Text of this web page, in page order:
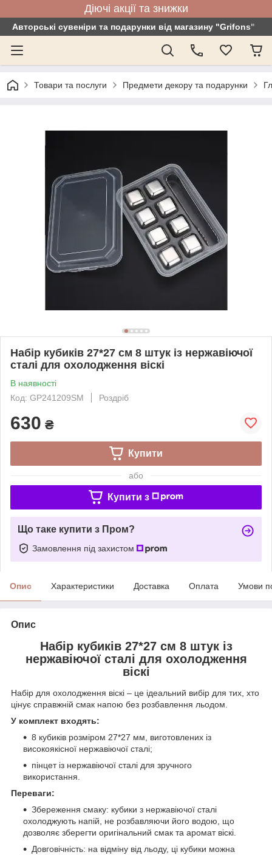
Діючі акції та знижки
Авторські сувеніри та подарунки від магазину "Grifons"
Товари та послуги Предмети декору та подарунки
Набір кубиків 27*27 см 8 штук із нержавіючої
сталі для охолодження віскі
В наявності
Код: GP241209SM
Роздріб
630 ₴
Купити
або
Купити з
Що таке купити з Пром?
Замовлення під захистом
Опис Характеристики Доставка Оплата Умови
Опис
Набір кубиків 27*27 см 8 штук із
нержавіючої сталі для охолодження
віскі
Набір для охолодження віскі – це ідеальний вибір для тих, хто
цінує справжній смак напою без розбавлення льодом.
У комплект входять:
8 кубиків розміром 27*27 мм, виготовлених із
високоякісної нержавіючої сталі;
пінцет із нержавіючої сталі для зручного
використання.
Переваги:
Збереження смаку: кубики з нержавіючої сталі
охолоджують напій, не розбавляючи його водою, що
дозволяє зберегти оригінальний смак та аромат віскі.
Довговічність: на відміну від льоду, ці кубики можна